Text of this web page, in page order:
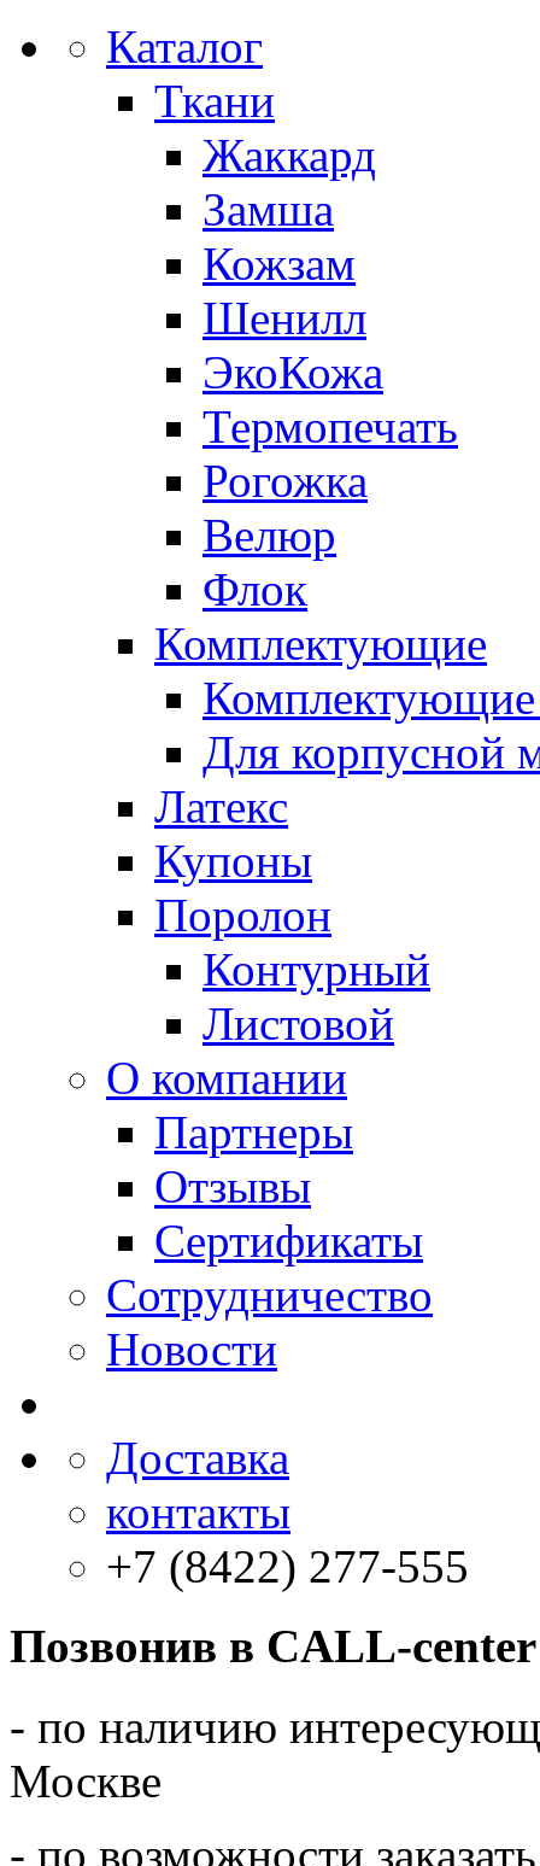
Каталог
Ткани
Жаккард
Замша
Кожзам
Шенилл
ЭкоКожа
Термопечать
Рогожка
Велюр
Флок
Комплектующие
Комплектующие
Для корпусной
Латекс
Купоны
Поролон
Контурный
Листовой
О компании
Партнеры
Отзывы
Сертификаты
Сотрудничество
Новости
Доставка
контакты
+7 (8422) 277-555
Позвонив в CALL-
- по наличию
Москве
- по возможности